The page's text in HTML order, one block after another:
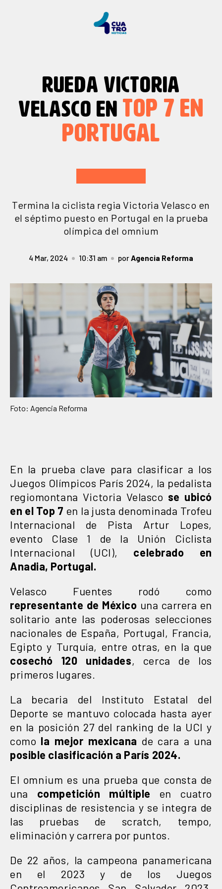
RUEDA VICTORIA
VELASCO EN TOP 7 EN
PORTUGAL
Termina la ciclista regia Victoria Velasco en
el séptimo puesto en Portugal en la prueba
olímpica del omnium
4 Mar, 2024 10:31 am porAgencia Reforma
Foto: Agencia Reforma
En la prueba clave para clasificar a los
Juegos Olímpicos París 2024, la pedalista
regiomontana Victoria Velasco se ubicó
en el Top 7 en la justa denominada Trofeu
Internacional de Pista Artur Lopes,
evento Clase 1 de la Unión Ciclista
Internacional (UCI), celebrado en
Anadia, Portugal.
Velasco Fuentes rodó como
representante de México una carrera en
solitario ante las poderosas selecciones
nacionales de España, Portugal, Francia,
Egipto y Turquía, entre otras, en la que
cosechó 120 unidades, cerca de los
primeros lugares.
La becaria del Instituto Estatal del
Deporte se mantuvo colocada hasta ayer
en la posición 27 del ranking de la UCI y
como la mejor mexicana de cara a una
posible clasificación a París 2024.
El omnium es una prueba que consta de
una competición múltiple en cuatro
disciplinas de resistencia y se integra de
las pruebas de scratch, tempo,
eliminación y carrera por puntos.
De 22 años, la campeona panamericana
en el 2023 y de los Juegos